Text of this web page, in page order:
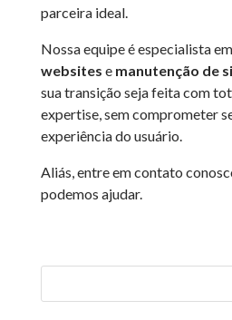
parceira ideal.
Nossa equipe é especialista em
websites e manutenção de
sua transição seja feita com
expertise, sem comprometer
experiência do usuário.
Aliás, entre em contato
podemos ajudar.